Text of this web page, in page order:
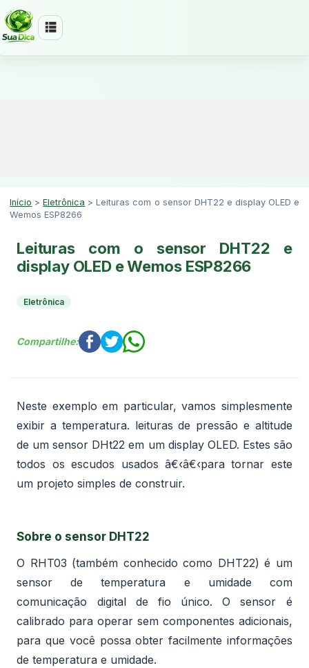
Início >Eletrônica >Leituras com o sensor DHT22 e display OLED e
Wemos ESP8266
Leituras com o sensor DHT22 e
display OLED e Wemos ESP8266
Eletrônica
Compartilhe:
Neste exemplo em particular, vamos simplesmente
exibir a temperatura. leituras de pressão e altitude
de um sensor DHt22 em um display OLED. Estes são
todos os escudos usados â€‹â€‹para tornar este
um projeto simples de construir.
Sobre o sensor DHT22
O RHT03 (também conhecido como DHT22) é um
sensor de temperatura e umidade com
comunicação digital de fio único. O sensor é
calibrado para operar sem componentes adicionais,
para que você possa obter facilmente informações
de temperatura e umidade.